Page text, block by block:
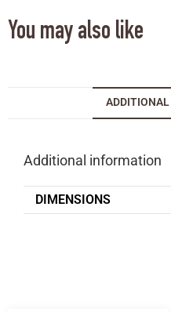
You may also like
Additional information
DIMENSIONS